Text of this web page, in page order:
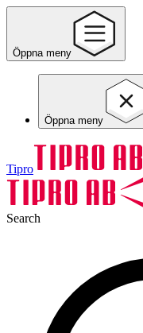
Öppna meny
Öppna meny
Tipro
Search